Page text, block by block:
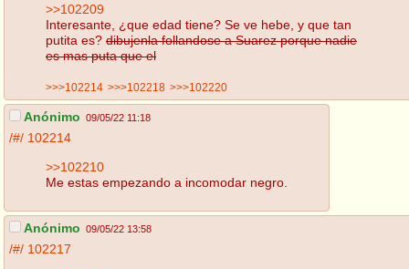
>>102209
Interesante, ¿que edad tiene? Se ve hebe, y que tan
putita es? dibujenla follandose a Suarez porque nadie
es mas puta que el
>>>102214 >>>102218 >>>102220
Anónimo 09/05/22 11:18
/#/ 102214
>>102210
Me estas empezando a incomodar negro.
Anónimo 09/05/22 13:58
/#/ 102217